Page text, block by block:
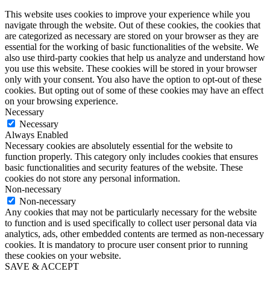
This website uses cookies to improve your experience while you
navigate through the website. Out of these cookies, the cookies that
are categorized as necessary are stored on your browser as they are
essential for the working of basic functionalities of the website. We
also use third-party cookies that help us analyze and understand how
you use this website. These cookies will be stored in your browser
only with your consent. You also have the option to opt-out of these
cookies. But opting out of some of these cookies may have an effect
on your browsing experience.
Necessary
Necessary
Always Enabled
Necessary cookies are absolutely essential for the website to
function properly. This category only includes cookies that ensures
basic functionalities and security features of the website. These
cookies do not store any personal information.
Non-necessary
Non-necessary
Any cookies that may not be particularly necessary for the website
to function and is used specifically to collect user personal data via
analytics, ads, other embedded contents are termed as non-necessary
cookies. It is mandatory to procure user consent prior to running
these cookies on your website.
SAVE & ACCEPT